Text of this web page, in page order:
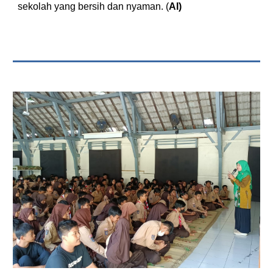
sekolah yang bersih dan nyaman. (AI)